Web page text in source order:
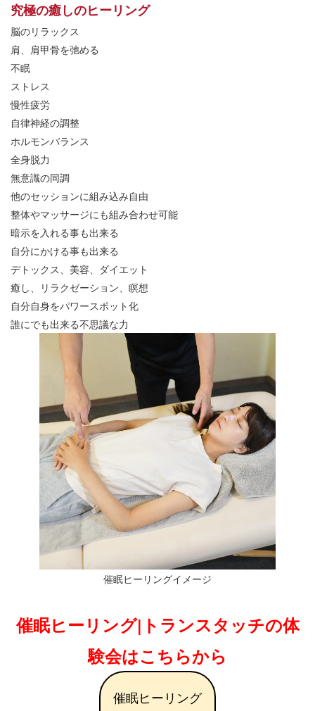
究極の癒しのヒーリング
脳のリラックス
肩、肩甲骨を弛める
不眠
ストレス
慢性疲労
自律神経の調整
ホルモンバランス
全身脱力
無意識の同調
他のセッションに組み込み自由
整体やマッサージにも組み合わせ可能
暗示を入れる事も出来る
自分にかける事も出来る
デトックス、美容、ダイエット
癒し、リラクゼーション、瞑想
自分自身をパワースポット化
誰にでも出来る不思議な力
催眠ヒーリングイメージ
催眠ヒーリング|トランスタッチの体
験会はこちらから
催眠ヒーリング